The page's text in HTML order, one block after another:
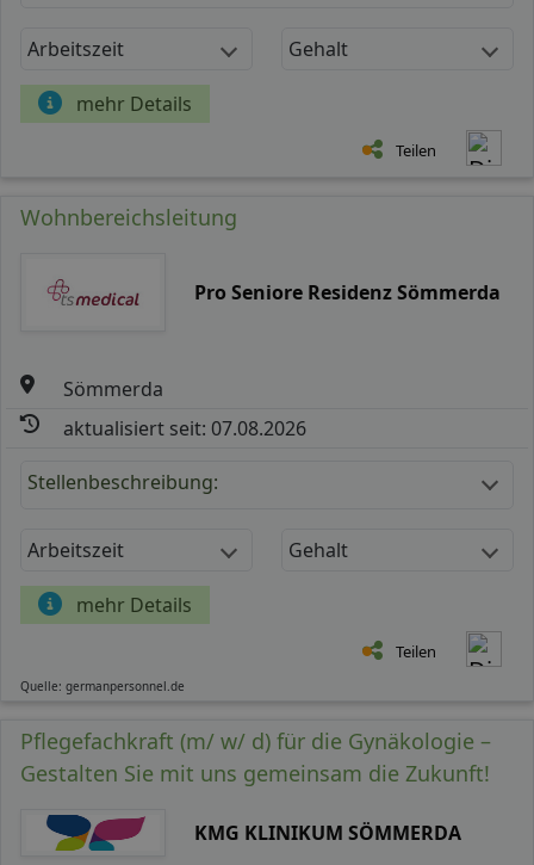
Arbeitszeit Gehalt
mehr Details
Teilen
Wohnbereichsleitung
Pro Seniore Residenz Sömmerda
Sömmerda
aktualisiert seit: 07.08.2026
Stellenbeschreibung:
Arbeitszeit Gehalt
mehr Details
Teilen
Quelle: germanpersonnel.de
Pflegefachkraft (m/ w/ d) für die Gynäkologie –
Gestalten Sie mit uns gemeinsam die Zukunft!
KMG KLINIKUM SÖMMERDA